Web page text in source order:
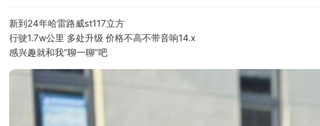
新到24年哈雷路威st117立方
行驶1.7w公里 多处升级 价格不高不带音响14.x
感兴趣就和我“聊一聊”吧